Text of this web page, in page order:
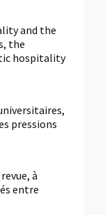
and the
the
hospitality
pressions
à
entre